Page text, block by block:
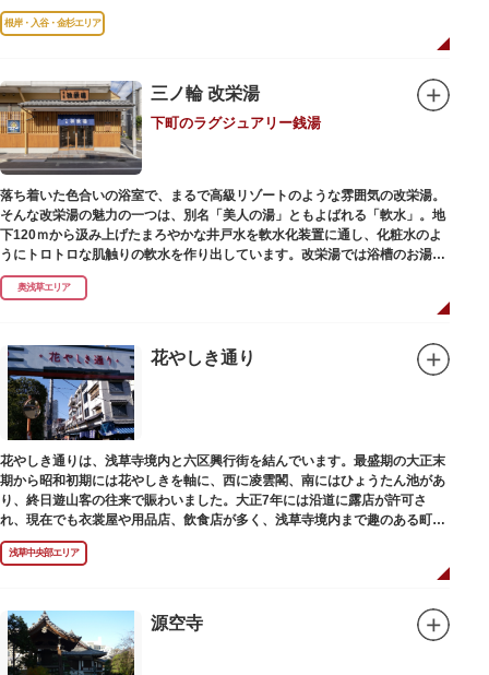
毘沙門天を奉安しています。
根岸・入谷・金杉エリア
三ノ輪 改栄湯
下町のラグジュアリー銭湯
落ち着いた色合いの浴室で、まるで高級リゾートのような雰囲気の改栄湯。
そんな改栄湯の魅力の一つは、別名「美人の湯」ともよばれる「軟水」。地
下120ｍから汲み上げたまろやかな井戸水を軟水化装置に通し、化粧水のよ
うにトロトロな肌触りの軟水を作り出しています。改栄湯では浴槽のお湯か
らカランのお湯まですべてが軟水。お風呂上がりにはお肌しっとり、髪の毛
さらさらになれることまちがいなしです。お風呂の種類も多く、高濃度浸透
炭酸泉、シルキーバス、ジェットバス、サウナなど気分によって様々なお風
そしてお風呂上がりには、キンキンに冷えた生ビールやレモンサワーで乾杯
するもよし、改栄湯名物こだわりの生乳ソフトクリームを食べるのもよし、
どの年代の方々も、身も心も温まる幸せな空間となっています。オリジナル
グッズの販売もありますのでお立ち寄りの際にはぜひ覗いてみてください
ね。
奥浅草エリア
花やしき通り
花やしき通りは、浅草寺境内と六区興行街を結んでいます。最盛期の大正末
期から昭和初期には花やしきを軸に、西に凌雲閣、南にはひょうたん池があ
り、終日遊山客の往来で賑わいました。大正7年には沿道に露店が許可さ
れ、現在でも衣裳屋や用品店、飲食店が多く、浅草寺境内まで趣のある町並
みが続いています。
浅草中央部エリア
源空寺